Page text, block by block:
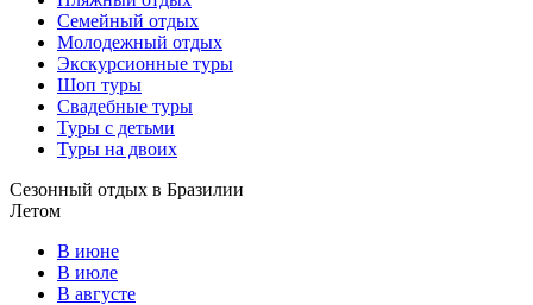
Семейный отдых
Молодежный отдых
Экскурсионные туры
Шоп туры
Свадебные туры
Туры с детьми
Туры на двоих
Сезонный отдых в Бразилии
Летом
В июне
В июле
В августе